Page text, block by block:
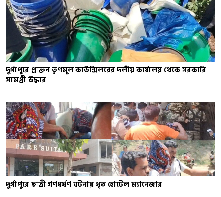
দুর্গাপুরে প্রাক্তন তৃণমূল কাউন্সিলরের দলীয় কার্যালয় থেকে সরকারি
সামগ্রী উদ্ধার
দুর্গাপুরে ছাত্রী গণধর্ষণ ঘটনায় ধৃত হোটেল ম্যানেজার